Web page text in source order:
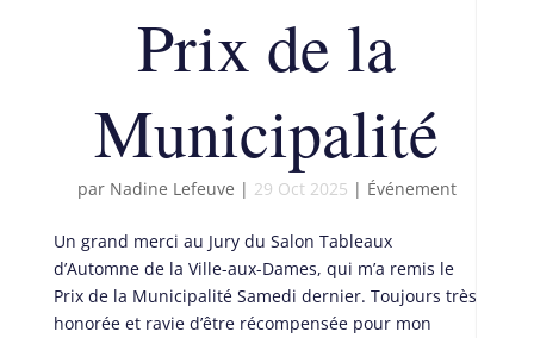
Prix de la
Municipalité
par Nadine Lefeuve | 29 Oct 2025 | Événement
Un grand merci au Jury du Salon Tableaux
d’Automne de la Ville-aux-Dames, qui m’a remis le
Prix de la Municipalité Samedi dernier. Toujours très
honorée et ravie d’être récompensée pour mon